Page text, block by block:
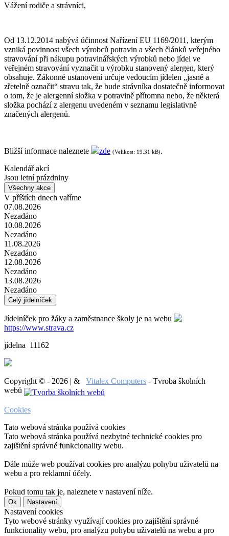
Vážení rodiče a strávníci,
Od 13.12.2014 nabývá účinnost Nařízení EU 1169/2011, kterým
vzniká povinnost všech výrobců potravin a všech článků veřejného
stravování při nákupu potravinářských výrobků nebo jídel ve
veřejném stravování vyznačit u výrobku stanovený alergen, který
obsahuje. Zákonné ustanovení určuje vedoucím jídelen „jasně a
zřetelně označit“ stravu tak, že bude strávníka dostatečně informovat
o tom, že je alergenní složka v potravině přítomna nebo, že některá
složka pochází z alergenu uvedeném v seznamu legislativně
značených alergenů.
Bližší informace naleznete zde (Velikost: 19.31 kB).
Kalendář akcí
Jsou letní prázdniny
Všechny akce
V příštích dnech vaříme
07.08.2026
Nezadáno
10.08.2026
Nezadáno
11.08.2026
Nezadáno
12.08.2026
Nezadáno
13.08.2026
Nezadáno
Celý jídelníček
Jídelníček pro žáky a zaměstnance školy je na webu
https://www.strava.cz
jídelna 11162
Copyright © - 2026 | & Vitalex Computers - Tvroba školních
webů
Cookies
Tato webová stránka používá cookies
Tato webová stránka používá nezbytné technické cookies pro
zajištění správné funkcionality webu.
Dále může web používat cookies pro analýzu pohybu uživatelů na
webu a pro reklamní účely.
Pokud tomu tak je, naleznete v nastavení níže.
Ok Nastavení
Nastavení cookies
Tyto webové stránky využívají cookies pro zajištění správné
funkcionality webu, pro analýzu pohybu uživatelů na webu a pro